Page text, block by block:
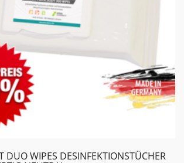
DUO WIPES DESINFEKTIONSTÜCHER